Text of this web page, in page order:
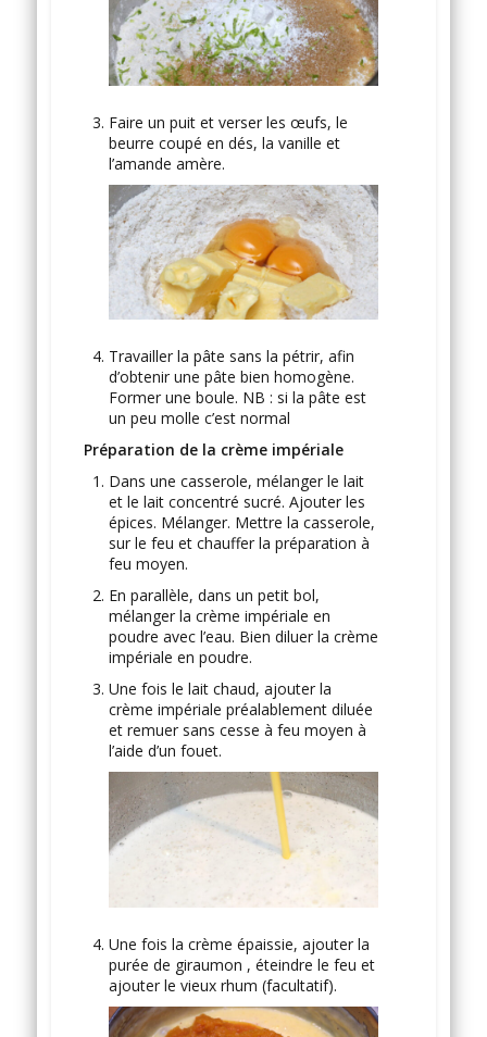
Faire un puit et verser les œufs, le
beurre coupé en dés, la vanille et
l’amande amère.
Travailler la pâte sans la pétrir, afin
d’obtenir une pâte bien homogène.
Former une boule. NB : si la pâte est
un peu molle c’est normal
Préparation de la crème impériale
Dans une casserole, mélanger le lait
et le lait concentré sucré. Ajouter les
épices. Mélanger. Mettre la casserole,
sur le feu et chauffer la préparation à
feu moyen.
En parallèle, dans un petit bol,
mélanger la crème impériale en
poudre avec l’eau. Bien diluer la crème
impériale en poudre.
Une fois le lait chaud, ajouter la
crème impériale préalablement diluée
et remuer sans cesse à feu moyen à
l’aide d’un fouet.
Une fois la crème épaissie, ajouter la
purée de giraumon , éteindre le feu et
ajouter le vieux rhum (facultatif).